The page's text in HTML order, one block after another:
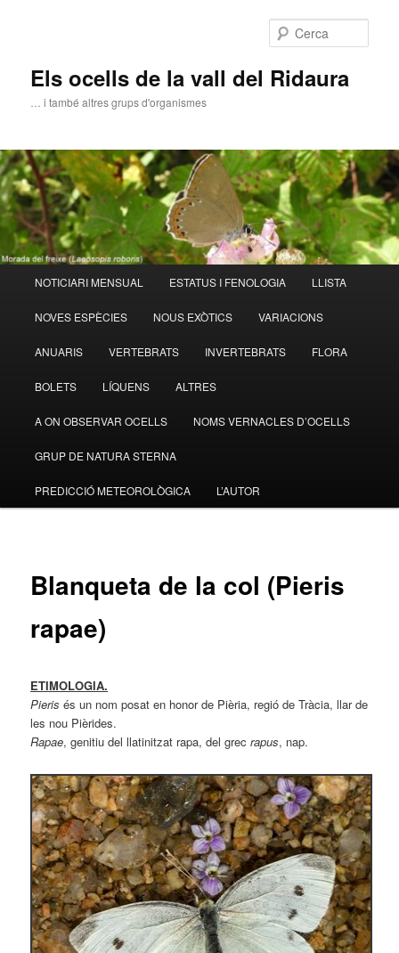
Els ocells de la vall del Ridaura
… i també altres grups d'organismes
principal
NOTICIARI MENSUAL ESTATUS I FENOLOGIA LLISTA
NOVES ESPÈCIES NOUS EXÒTICS VARIACIONS
ANUARIS VERTEBRATS INVERTEBRATS FLORA
BOLETS LÍQUENS ALTRES
A ON OBSERVAR OCELLS NOMS VERNACLES D’OCELLS
GRUP DE NATURA STERNA
PREDICCIÓ METEOROLÒGICA L’AUTOR
Blanqueta de la col (Pieris
rapae)
ETIMOLOGIA.
Pieris és un nom posat en honor de Pièria, regió de Tràcia, llar de
les nou Pièrides.
Rapae, genitiu del llatinitzat rapa, del grecrapus, nap.